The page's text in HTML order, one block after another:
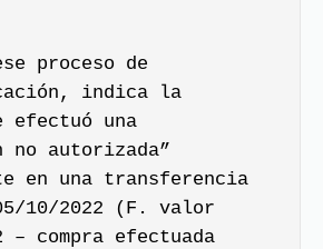
proceso de
indica la
efectuó una
no autorizada”
en una transferencia
10/2022 (F. valor
– compra efectuada